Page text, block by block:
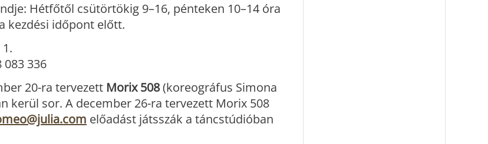
Hétfőtől csütörtökig 9–16, pénteken 10–14 óra
kezdési időpont előtt.
083 336
20-ra tervezett Morix 508(koreográfus Simona
kerül sor. A december 26-ra tervezett Morix 508
előadást játsszák a táncstúdióban